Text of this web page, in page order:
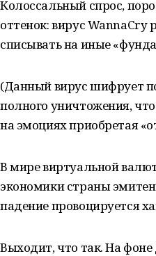
Колоссальный спрос,
оттенок: вирус
списывать на иные
(Данный вирус шифрует
полного уничтожения,
на эмоциях приобретая
В мире виртуальной
экономики страны
падение провоцируется
Выходит, что так. На